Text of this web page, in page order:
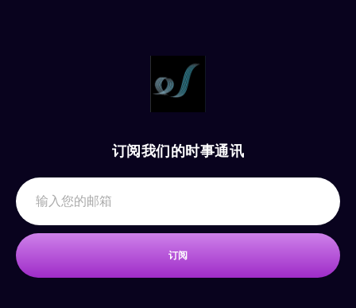
订阅我们的时事通讯
订阅